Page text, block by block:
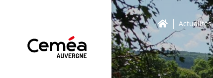
Actualités